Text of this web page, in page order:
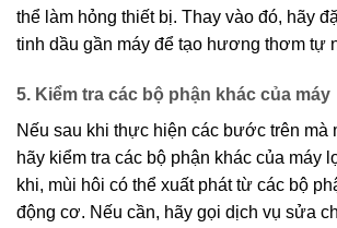
thể làm hỏng thiết bị. Thay vào đó, hãy
tinh dầu gần máy để tạo hương thơm tự
5. Kiểm tra các bộ phận khác của máy
Nếu sau khi thực hiện các bước trên mà
hãy kiểm tra các bộ phận khác của máy
khi, mùi hôi có thể xuất phát từ các bộ
động cơ. Nếu cần, hãy gọi dịch vụ sửa